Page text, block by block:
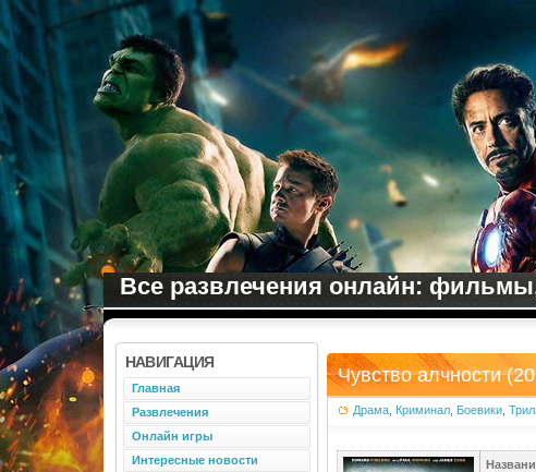
Все развлечения онлайн:
Чувство алчности
Драма, Криминал, Боевики,
НАВИГАЦИЯ
Главная
Развлечения
Онлайн игры
Интересные новости